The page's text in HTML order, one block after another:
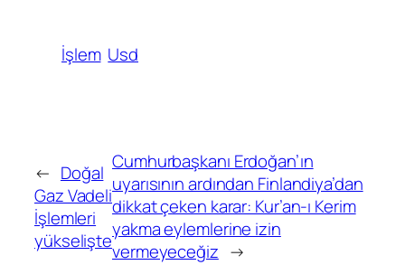
İşlem Usd
← Doğal
Gaz Vadeli
İşlemleri
yükselişte
Cumhurbaşkanı Erdoğan’ın
uyarısının ardından Finlandiya’dan
dikkat çeken karar: Kur’an-ı Kerim
yakma eylemlerine izin
vermeyeceğiz →